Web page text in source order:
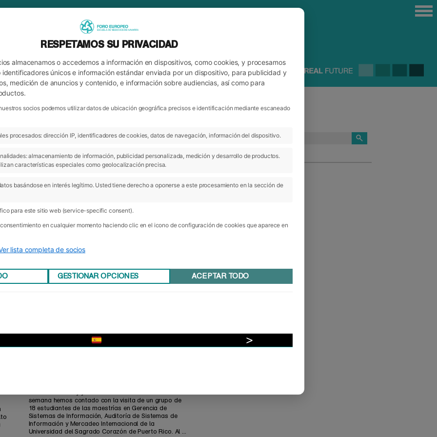
DE INFORMACIÓN
ARCHIVO CATEGORÍAS
semana hemos contado con la visita de un grupo de
18 estudiantes de las maestrías en Gerencia de
Sistemas de Información, Auditoría de Sistemas de
Información y Mercadeo Internacional de la
Universidad del Sagrado Corazón de Puerto Rico. Al ...
RESPETAMOS SU PRIVACIDAD
almacenamos o accedemos a información en dispositivos, como cookies, y procesamos
únicos e información estándar enviada por un dispositivo, para publicidad y
medición de anuncios y contenido, e información sobre audiencias, así como para
socios podemos utilizar datos de ubicación geográfica precisos e identificación mediante escaneado
procesados: dirección IP, identificadores de cookies, datos de navegación, información del dispositivo.
almacenamiento de información, publicidad personalizada, medición y desarrollo de productos.
características especiales como geolocalización precisa.
basándose en interés legítimo. Usted tiene derecho a oponerse a este procesamiento en la sección de
para este sitio web (service-specific consent).
en cualquier momento haciendo clic en el icono de configuración de cookies que aparece en
lista completa de socios
GESTIONAR OPCIONES ACEPTAR TODO